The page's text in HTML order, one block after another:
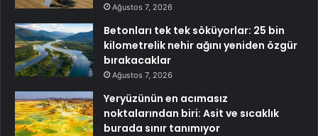
Ağustos 7, 2026
Betonları tek tek söküyorlar: 25 bin
kilometrelik nehir ağını yeniden özgür
bırakacaklar
Ağustos 7, 2026
Yeryüzünün en acımasız
noktalarından biri: Asit ve sıcaklık
burada sınır tanımıyor